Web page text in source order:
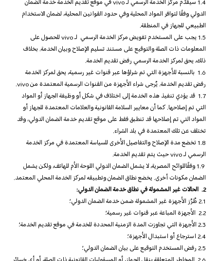
1.4 سيقدّم مركز الخدمة الرسمي لـ vivo في موقع تقديم الخدمة خدمة الضمان
الدولي وفقًا لتوافر المواد المحلية وفي حدود القوانين المحلية، لضمان الاستخدام
الطبيعي للجهاز في المنطقة.
1.5 يجب على المستخدم تفويض مركز الخدمة الرسمي لـ vivo للحصول على
المعلومات ذات الصلة والتوقيع على مستند تسليم الإصلاح وبيان الخدمة. بخلاف
ذلك، يحق لمركز الخدمة الرسمي رفض تقديم الخدمة.
1.6 بالنسبة للأجهزة التي تم شراؤها عبر قنوات غير رسمية، يحق لمركز الخدمة
رفض تقديم الخدمة. يُرجى شراء الأجهزة من القنوات الرسمية المعتمدة من vivo.
1.7 قد يؤدي تنفيذ هذه الخدمة إلى اختلاف في شكل أو وظيفة الجهاز أو المواد
التي تم إصلاحها. كما أن معايير السلامة القانونية والعلامات المعتمدة للجهاز أو
المواد التي تم إصلاحها قد تنطبق فقط على موقع تقديم خدمة الضمان الدولي، وقد
تختلف عن تلك المعتمدة في بلد الشراء.
1.8 تخضع مدة الإصلاح والتفاصيل الأخرى للسياسة المعتمدة في مركز الخدمة
الرسمي لـ vivo حيث يتم تقديم الخدمة.
1.9 وفقًاللوائح المصرية، لا يشمل الضمان الدولي اللوحة الأم للهاتف، ولكن يشمل
الضمان مكونات أخرى. يخضع نطاق الضمان وتطبيقه لمركز الخدمة المحلي المعتمد.
2. الحالات غير المشمولة في نطاق خدمة الضمان الدولي:
2.1 طُرُز الأجهزة غير المشمولة ضمن خدمة الضمان الدولي؛
2.2 الأجهزة المباعة عبر قنوات غير رسمية؛
2.3 الأجهزة التي تجاوزت المدة الزمنية المحددة للخدمة في موقع تقديم الخدمة؛
2.4 استرجاع أو استبدال الأجهزة؛
2.5 رفض المستخدم التوقيع على بيان الضمان الدولي؛